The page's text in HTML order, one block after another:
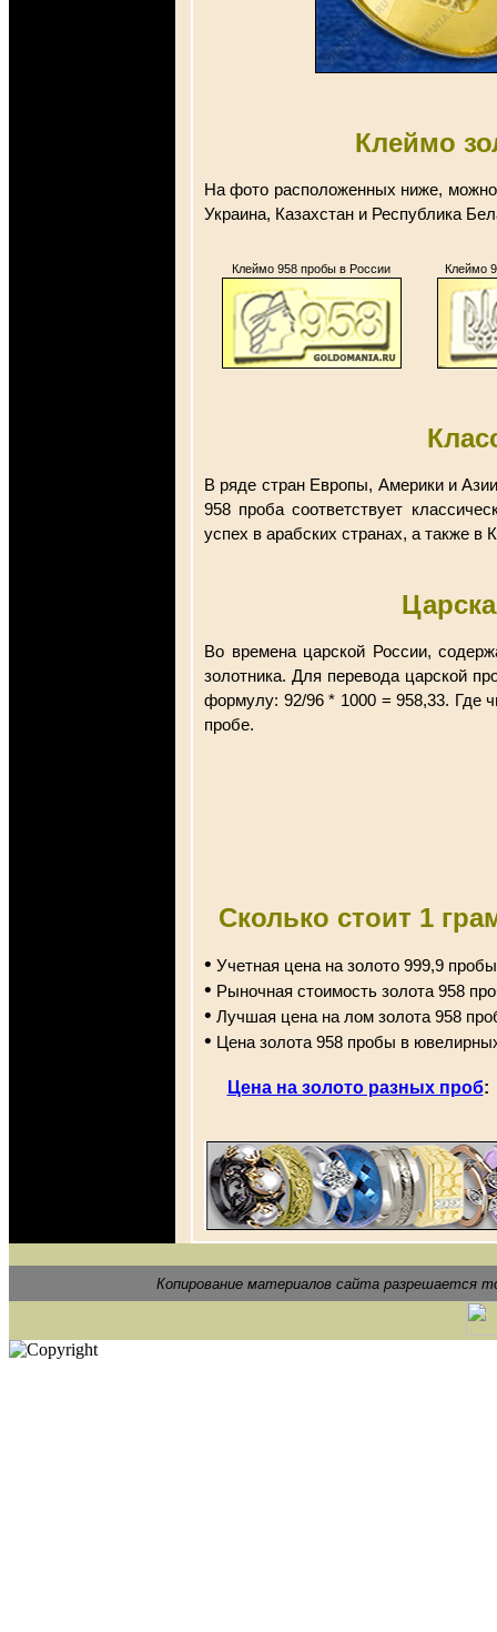
Клеймо
На фото расположенных ниже, можно
Украина, Казахстан и Республика
Клеймо 958 пробы в России Клеймо
В ряде стран Европы, Америки и
958 проба соответствует
успех в арабских странах, а также в
Во времена царской России,
золотника. Для перевода царской
формулу: 92/96 * 1000 = 958,33. Где
пробе.
Сколько стоит 1
• Учетная цена на золото 999,9
• Рыночная стоимость золота 958
• Лучшая цена на лом золота 958
• Цена золота 958 пробы в
Цена на золото разных проб:
Копирование материалов сайта разрешается